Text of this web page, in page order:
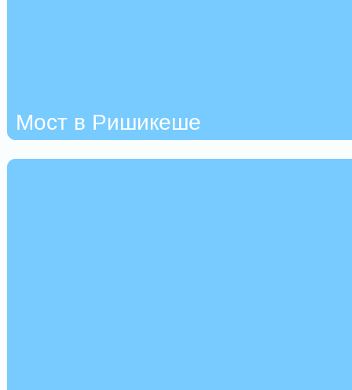
Мост в Ришикеше